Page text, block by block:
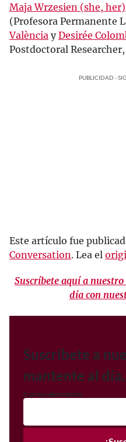
Maja Wrzesien (she, her)
(Profesora Permanente
València yDesirée
Postdoctoral Researcher,
PUBLICIDAD -
Este artículo fue
Conversation. Lea el
Suscríbete aquí a
día con
Suscríbete a
mantente al día.
Correo electrónico